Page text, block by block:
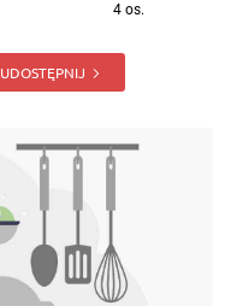
4 os.
UDOSTĘPNIJ